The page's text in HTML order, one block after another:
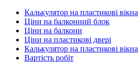
Калькулятор на пластикові вікна
Ціни на балконний блок
Ціни на балкони
Ціни на пластикові двері
Калькулятор на пластикові вікна
Вартість робіт